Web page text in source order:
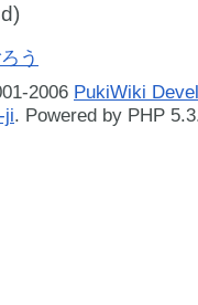
う
2006 PukiWiki
ji. Powered by PHP